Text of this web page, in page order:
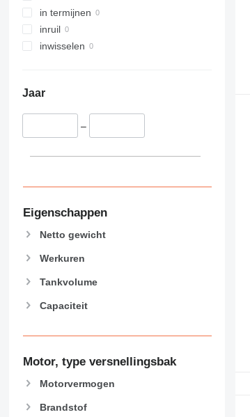
in termijnen
inruil
inwisselen
Jaar
–
Eigenschappen
Netto gewicht
Werkuren
Tankvolume
Capaciteit
Motor, type versnellingsbak
Motorvermogen
Brandstof